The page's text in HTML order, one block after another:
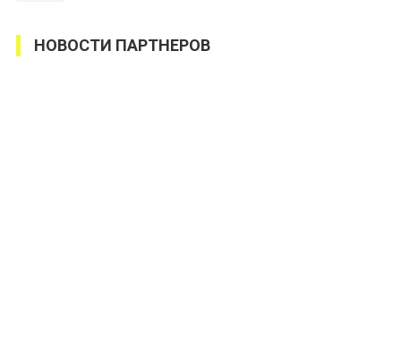
НОВОСТИ ПАРТНЕРОВ